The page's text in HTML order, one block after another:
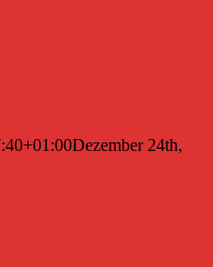
Dezember 24th,